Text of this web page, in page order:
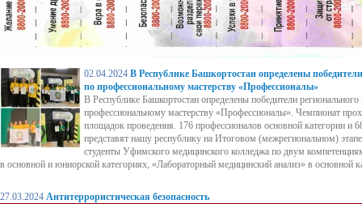
02.04.2024 В Республике Башкортостан определены
по профессиональному мастерству «Профессионалы»
В Республике Башкортостан определены победители
профессиональному мастерству «Профессионалы». Чемпионат
площадок проведения. 176 профессионалов основной категории и
представят нашу республику на Итоговом (межрегиональном)
студенты Уфимского медицинского колледжа по двум
в основной и юниорской категориях, «Лабораторный медицинский анализ» в основной
27.03.2024 Антитеррористическая безопасность